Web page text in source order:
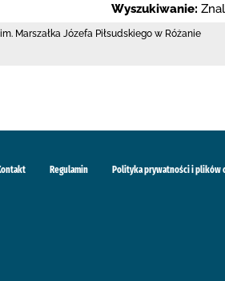
Wyszukiwanie:
Marszałka Józefa Piłsudskiego w Różanie
Regulamin Polityka prywatności i plików